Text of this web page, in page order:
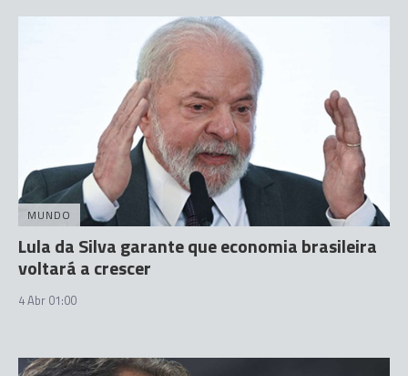
MUNDO
Lula da Silva garante que economia brasileira
voltará a crescer
4 Abr 01:00